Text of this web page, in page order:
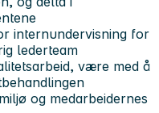
internundervisning for
lederteam
være med å
og medarbeidernes